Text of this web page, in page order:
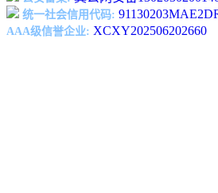
统一社会信用代码:
AAA级信誉企业: XCXY202506202660